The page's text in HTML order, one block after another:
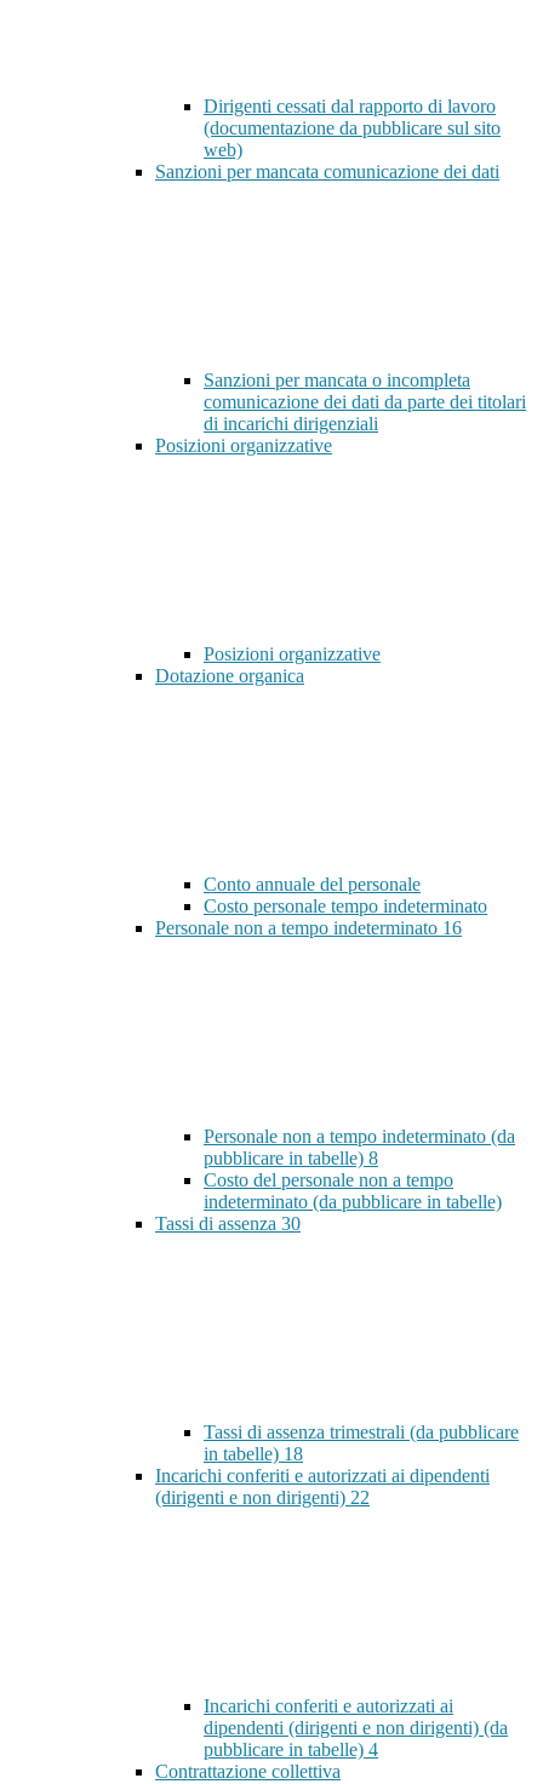
Dirigenti cessati dal rapporto di lavoro
(documentazione da pubblicare sul sito
web)
Sanzioni per mancata comunicazione dei dati
Sanzioni per mancata o incompleta
comunicazione dei dati da parte dei titolari
di incarichi dirigenziali
Posizioni organizzative
Posizioni organizzative
Dotazione organica
Conto annuale del personale
Costo personale tempo indeterminato
Personale non a tempo indeterminato 16
Personale non a tempo indeterminato (da
pubblicare in tabelle) 8
Costo del personale non a tempo
indeterminato (da pubblicare in tabelle)
Tassi di assenza 30
Tassi di assenza trimestrali (da pubblicare
in tabelle) 18
Incarichi conferiti e autorizzati ai dipendenti
(dirigenti e non dirigenti) 22
Incarichi conferiti e autorizzati ai
dipendenti (dirigenti e non dirigenti) (da
pubblicare in tabelle) 4
Contrattazione collettiva